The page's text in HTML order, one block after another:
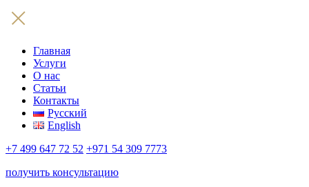
Главная
Услуги
О нас
Статьи
Контакты
Русский
English
+7 499 647 72 52 +971 54 309 7773
получить консультацию